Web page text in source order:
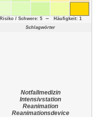
Risiko / Schwere: 5 ∼ Häufigkeit: 1
Schlagwörter
Notfallmedizin
Intensivstation
Reanimation
Reanimationsdevice